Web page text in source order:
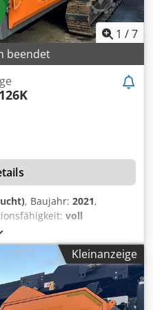
1 /7
beendet
, Baujahr: 2021,
voll
6’900 mm,
DETAILS
Heckband: 6,9 m
Zähne) MASCHINEN-
Zusatzhydraulikanschluss:
Kleinanzeige